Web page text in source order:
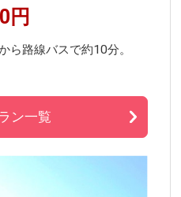
円
ら路線バスで約10分。
ン一覧